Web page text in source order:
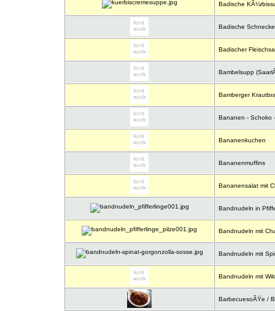
Badische
Badische
Badischer
Bambelsupp
Bamberger
Bananen - Schoko
Bananenkuchen
Bananenmuffins
Bananensalat mit
Bandnudeln in
Bandnudeln mit
Bandnudeln mit
Bandnudeln mit
BarbecuesoÃŸe /